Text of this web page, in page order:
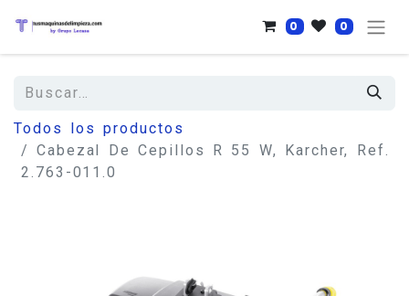
0 0
Todos los productos
Cabezal De Cepillos R 55 W, Karcher, Ref.
2.763-011.0